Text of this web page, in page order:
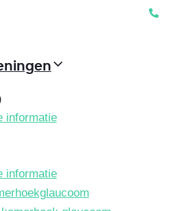
informatie
informatie